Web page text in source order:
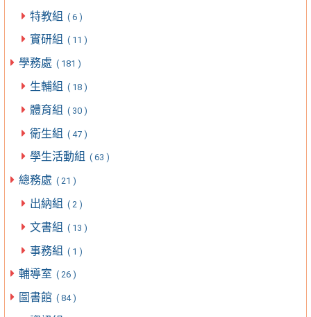
特教組 ( 6 )
實研組 ( 11 )
學務處 ( 181 )
生輔組 ( 18 )
體育組 ( 30 )
衛生組 ( 47 )
學生活動組 ( 63 )
總務處 ( 21 )
出納組 ( 2 )
文書組 ( 13 )
事務組 ( 1 )
輔導室 ( 26 )
圖書館 ( 84 )